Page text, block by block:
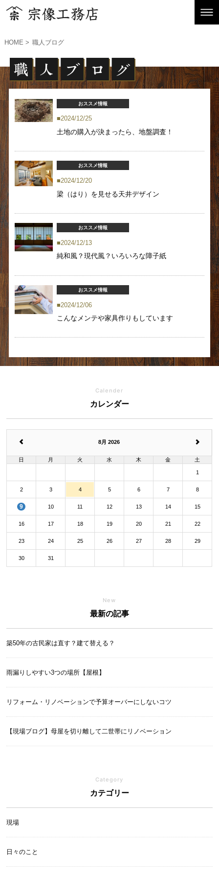
HOME 職人ブログ
おススメ情報
2024/12/25
土地の購入が決まったら、地盤調査！
おススメ情報
2024/12/20
梁（はり）を見せる天井デザイン
おススメ情報
2024/12/13
純和風？現代風？いろいろな障子紙
おススメ情報
2024/12/06
こんなメンテや家具作りもしています
Calender
カレンダー
8月 2026
日 月 火 水 木 金 土
1
2 3 4 5 6 7 8
9 10 11 12 13 14 15
16 17 18 19 20 21 22
23 24 25 26 27 28 29
30 31
New
最新の記事
築50年の古民家は直す？建て替える？
雨漏りしやすい3つの場所【屋根】
リフォーム・リノベーションで予算オーバーにしないコツ
【現場ブログ】母屋を切り離して二世帯にリノベーション
Category
カテゴリー
現場
日々のこと